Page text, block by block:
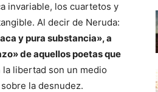
invariable, los cuartetos y
Al decir de Neruda:
y pura substancia», a
de aquellos poetas que
libertad son un medio
la desnudez.